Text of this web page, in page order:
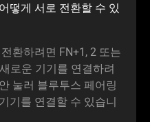
떻게 서로 전환할 수 있
환하려면 FN+1, 2 또는
로운 기기를 연결하려
눌러 블루투스 페어링
기를 연결할 수 있습니